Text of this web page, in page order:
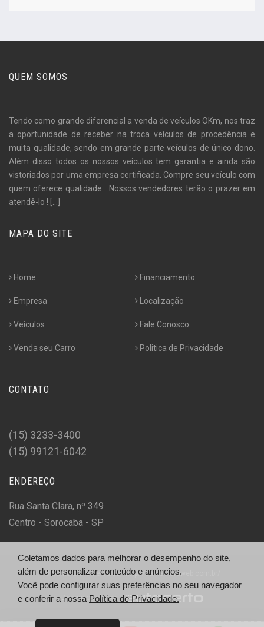
QUEM SOMOS
Tendo como grande diferencial a venda de veículos OKm, nos traz
a oportunidade de receber na troca veículos de procedência e
muita qualidade, sendo em grande parte veículos de único dono.
Além disso todos os nossos veículos tem garantia e ainda são
vistoriados por uma empresa certificada. Compre seu veículo com
quem oferece qualidade . Nossos vendedores terão o prazer em
atendê-lo ! [...]
MAPA DO SITE
Home
Empresa
Veículos
Venda seu Carro
Financiamento
Localização
Fale Conosco
Politica de Privacidade
CONTATO
(15) 3233-3400
(15) 99121-6042
ENDEREÇO
Rua Santa Clara, nº 349
Centro - Sorocaba - SP
© Santa Clara Veículos - http://santaclaraweb.com.br/
Desenvolvido por
Coletamos dados para melhorar o desempenho do site,
além de personalizar conteúdo e anúncios.
Você pode configurar suas preferências no seu navegador
e conferir a nossa Política de Privacidade.